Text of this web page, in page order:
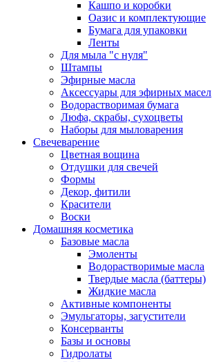
Кашпо и коробки
Оазис и комплектующие
Бумага для упаковки
Ленты
Для мыла "с нуля"
Штампы
Эфирные масла
Аксессуары для эфирных масел
Водорастворимая бумага
Люфа, скрабы, сухоцветы
Наборы для мыловарения
Свечеварение
Цветная вощина
Отдушки для свечей
Формы
Декор, фитили
Красители
Воски
Домашняя косметика
Базовые масла
Эмоленты
Водорастворимые масла
Твердые масла (баттеры)
Жидкие масла
Активные компоненты
Эмульгаторы, загустители
Консерванты
Базы и основы
Гидролаты